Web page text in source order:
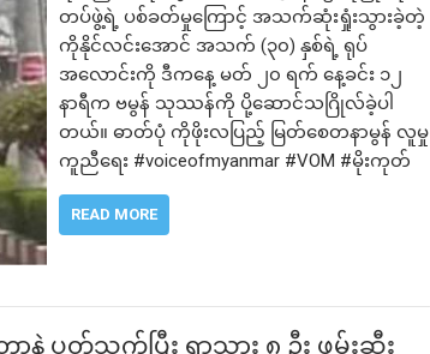
တပ်ဖွဲ့ရဲ့ ပစ်ခတ်မှုကြောင့် အသက်ဆုံးရှုံးသွားခဲ့တဲ့
ကိုနိုင်လင်းအောင် အသက် (၃၀) နှစ်ရဲ့ ရုပ်
အလောင်းကို ဒီကနေ့ မတ် ၂၀ ရက် နေ့ခင်း ၁၂
နာရီက ဗမွန် သုဿန်ကို ပို့ဆောင်သဂြိုလ်ခဲ့ပါ
တယ်။ ဓာတ်ပုံ ကိုဖိုးလပြည့် မြတ်စေတနာမွန် လူမှု
ကူညီရေး #voiceofmyanmar #VOM #မိုးကုတ်
READ MORE
ပတ်သက်ပြီး ရွာသား ၈ ဦး ဖမ်းဆီး